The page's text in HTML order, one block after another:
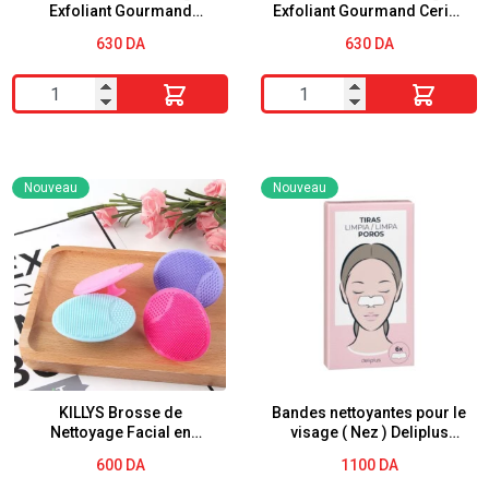
Exfoliant Gourmand
630 DA
quantité
de
Gommage
Exfoliant
Gourmand
ANANAS
ALL
SKIN
Exfoliant Gourmand Cerise
630 DA
quantité
de
Gommage
Exfoliant
KILLYS Brosse de
Nettoyage Facial en
Nouveau
600 DA
Bandes nettoyantes pour le
visage ( Nez ) Deliplus
Nouveau
1100 DA